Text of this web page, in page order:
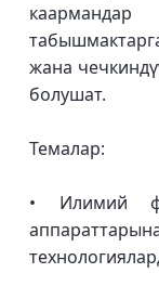
жана
болушат.
Темалар:
• Илимий